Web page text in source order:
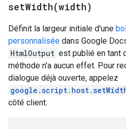
setWidth(width)
Définit la largeur initiale d'une
personnalisée dans Google
HtmlOutput est publié en tant
méthode n'a aucun effet. Pour
dialogue déjà ouverte, appelez
côté client.